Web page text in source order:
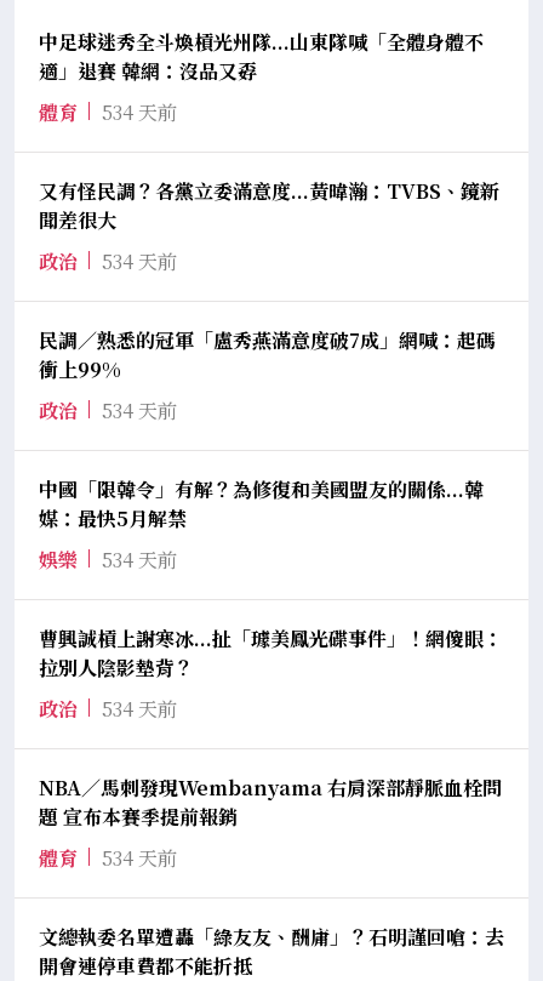
中足球迷秀全斗煥槓光州隊...山東隊喊「全體身體不
適」退賽 韓網：沒品又孬
體育
534 天前
又有怪民調？各黨立委滿意度...黃暐瀚：TVBS、鏡新
聞差很大
政治
534 天前
民調／熟悉的冠軍「盧秀燕滿意度破7成」網喊：起碼
衝上99%
政治
534 天前
中國「限韓令」有解？為修復和美國盟友的關係...韓
媒：最快5月解禁
娛樂
534 天前
曹興誠槓上謝寒冰...扯「璩美鳳光碟事件」！網傻眼：
拉別人陰影墊背？
政治
534 天前
NBA／馬刺發現Wembanyama 右肩深部靜脈血栓問
題 宣布本賽季提前報銷
體育
534 天前
文總執委名單遭轟「綠友友、酬庸」？石明謹回嗆：去
開會連停車費都不能折抵